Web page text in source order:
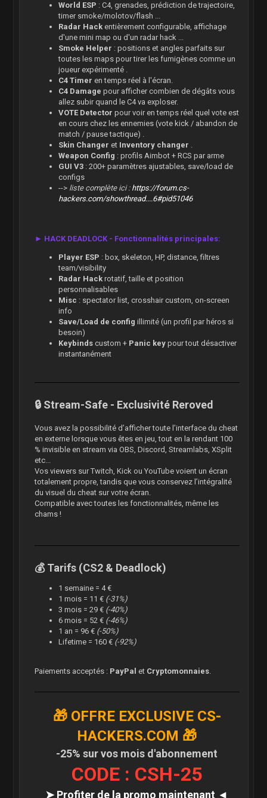
World ESP : C4, grenades, prédiction de trajectoire,
timer smoke/molotov/flash ...
Radar Hackentièrement configurable, affichage
d'une mini map ou d'un radar hack ...
Smoke Helper : positions et angles parfaits sur
toutes les maps pour tirer les fumigènes comme un
joueur expérimenté .
C4 Timer en temps réel à l'écran.
C4 Damage pour afficher combien de dégâts vous
allez subir quand le C4 va exploser.
VOTE Detector pour voir en temps réel quel vote est
en cours chez les ennemies (vote kick / abandon de
match / pause tactique) .
Skin Changer et Inventory changer .
Weapon Config : profils Aimbot + RCS par arme
GUI V3: 200+ paramètres ajustables, save/load de
configs
-->liste complète ici : https://forum.cs-
hackers.com/showthread....6#pid51046
► HACK DEADLOCK - Fonctionnalités principales:
Player ESP : box, skeleton, HP, distance, filtres
team/visibility
Radar Hackrotatif, taille et position
personnalisables
Misc : spectator list, crosshair custom, on-screen
info
Save/Load de config illimité (un profil par héros si
besoin)
Keybindscustom + Panic keypour tout désactiver
instantanément
🔒 Stream-Safe - Exclusivité Reroved
Vous avez la possibilité d’afficher toute l’interface du cheat
en externe lorsque vous êtes en jeu, tout en la rendant 100
% invisible en stream via OBS, Discord, Streamlabs, XSplit
etc...
Vos viewers sur Twitch, Kick ou YouTube voient un écran
totalement propre, tandis que vous conservez l’intégralité
du visuel du cheat sur votre écran.
Compatible avec toutes les fonctionnalités, même les
chams !
💰 Tarifs (CS2 & Deadlock)
1 semaine = 4 €
1 mois = 11 € (-31%)
3 mois = 29 € (-40%)
6 mois = 52 € (-46%)
1 an = 96 € (-50%)
Lifetime = 160 € (-92%)
Paiements acceptés : PayPal et Cryptomonnaies.
🎁 OFFRE EXCLUSIVE CS-
HACKERS.COM 🎁
-25% sur vos mois d'abonnement
CODE : CSH-25
➤ Profiter de la promo maintenant ◄